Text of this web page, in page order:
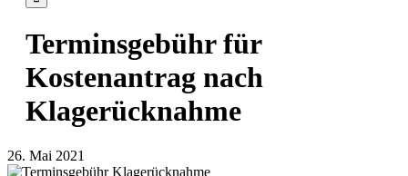
Terminsgebühr für
Kostenantrag nach
Klagerücknahme
26. Mai 2021